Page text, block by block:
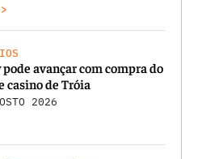
avançar com compra do
casino de Tróia
2026